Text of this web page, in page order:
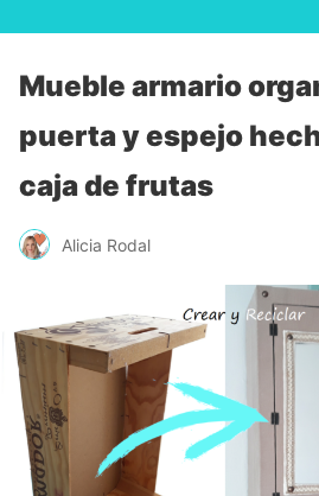
Mueble armario
puerta y espejo
caja de frutas
Alicia Rodal